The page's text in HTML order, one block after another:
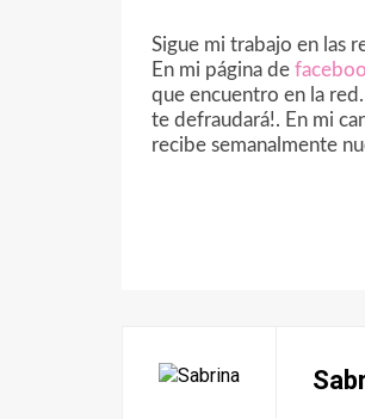
Sigue mi trabajo en las
En mi página de
que encuentro en la
te defraudará!. En mi
recibe semanalmente